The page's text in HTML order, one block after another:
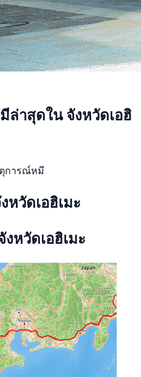
าสุดใน จังหวัดเอฮิ
ตุการณ์หมี
วัดเอฮิเมะ
หวัดเอฮิเมะ